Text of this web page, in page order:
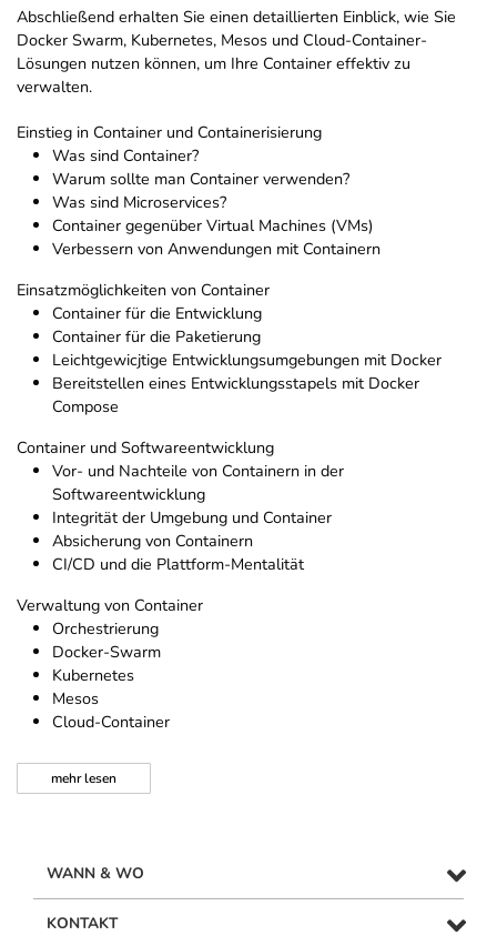
Abschließend erhalten Sie einen detaillierten Einblick, wie Sie
Docker Swarm, Kubernetes, Mesos und Cloud-Container-
Lösungen nutzen können, um Ihre Container effektiv zu
verwalten.
Einstieg in Container und Containerisierung
Was sind Container?
Warum sollte man Container verwenden?
Was sind Microservices?
Container gegenüber Virtual Machines (VMs)
Verbessern von Anwendungen mit Containern
Einsatzmöglichkeiten von Container
Container für die Entwicklung
Container für die Paketierung
Leichtgewicjtige Entwicklungsumgebungen mit Docker
Bereitstellen eines Entwicklungsstapels mit Docker
Compose
Container und Softwareentwicklung
Vor- und Nachteile von Containern in der
Softwareentwicklung
Integrität der Umgebung und Container
Absicherung von Containern
CI/CD und die Plattform-Mentalität
Verwaltung von Container
Orchestrierung
Docker-Swarm
Kubernetes
Mesos
Cloud-Container
mehrlesen
WANN & WO
KONTAKT